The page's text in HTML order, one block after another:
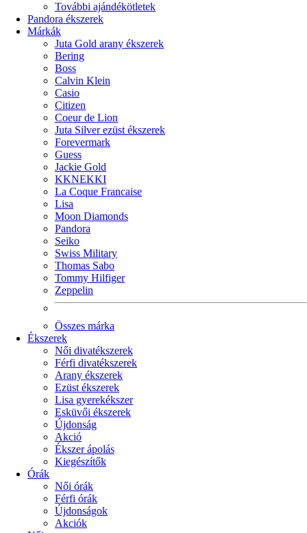
További ajándékötletek
Pandora ékszerek
Márkák
Juta Gold arany ékszerek
Bering
Boss
Calvin Klein
Casio
Citizen
Coeur de Lion
Juta Silver ezüst ékszerek
Forevermark
Guess
Jackie Gold
KKNEKKI
La Coque Francaise
Lisa
Moon Diamonds
Pandora
Seiko
Swiss Military
Thomas Sabo
Tommy Hilfiger
Zeppelin
Összes márka
Ékszerek
Női divatékszerek
Férfi divatékszerek
Arany ékszerek
Ezüst ékszerek
Lisa gyerekékszer
Esküvői ékszerek
Újdonság
Akció
Ékszer ápolás
Kiegészítők
Órák
Női órák
Férfi órák
Újdonságok
Akciók